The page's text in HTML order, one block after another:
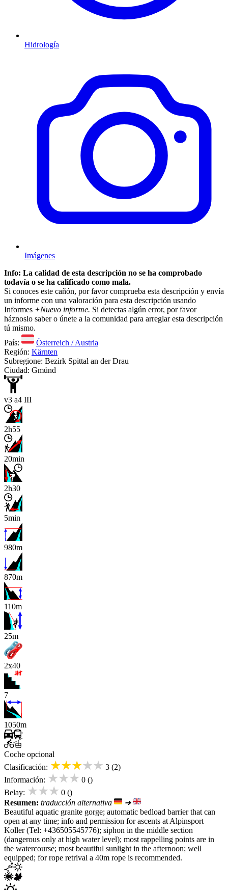
Hidrología
Imágenes
Info: La calidad de esta descripción no se ha comprobado
todavía o se ha calificado como mala.
Si conoces este cañón, por favor comprueba esta descripción y envía
un informe con una valoración para esta descripción usando
Informes +Nuevo informe. Si detectas algún error, por favor
háznoslo saber o únete a la comunidad para arreglar esta descripción
tú mismo.
País:
Österreich / Austria
Región: Kärnten
Subregione: Bezirk Spittal an der Drau
Ciudad: Gmünd
v3 a4 III
2h55
20min
2h30
5min
980m
870m
110m
x
25m
2x40
7
1050m
Coche opcional
Clasificación: ★★★★★ 3 (2)
Información: ★★★ 0 ()
Belay: ★★★ 0 ()
Resumen: traducción alternativa
➜
Beautiful aquatic granite gorge; automatic bedload barrier that can
open at any time; info and permission for ascents at Alpinsport
Koller (Tel: +436505545776); siphon in the middle section
(dangerous only at high water level); most rappelling points are in
the watercourse; most beautiful sunlight in the afternoon; well
equipped; for rope retrival a 40m rope is recommended.